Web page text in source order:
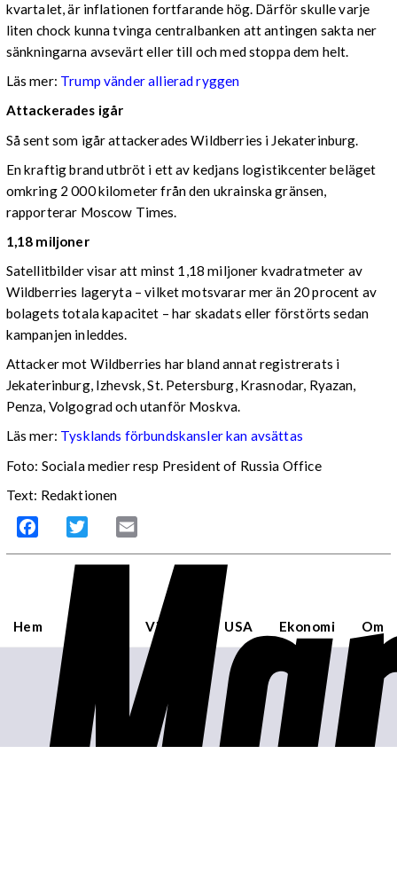
kvartalet, är inflationen fortfarande hög. Därför skulle varje
liten chock kunna tvinga centralbanken att antingen sakta ner
sänkningarna avsevärt eller till och med stoppa dem helt.
Läs mer: Trump vänder allierad ryggen
Attackerades igår
Så sent som igår attackerades Wildberries i Jekaterinburg.
En kraftig brand utbröt i ett av kedjans logistikcenter beläget
omkring 2 000 kilometer från den ukrainska gränsen,
rapporterar Moscow Times.
1,18 miljoner
Satellitbilder visar att minst 1,18 miljoner kvadratmeter av
Wildberries lageryta – vilket motsvarar mer än 20 procent av
bolagets totala kapacitet – har skadats eller förstörts sedan
kampanjen inleddes.
Attacker mot Wildberries har bland annat registrerats i
Jekaterinburg, Izhevsk, St. Petersburg, Krasnodar, Ryazan,
Penza, Volgograd och utanför Moskva.
Läs mer: Tysklands förbundskansler kan avsättas
Foto: Sociala medier resp President of Russia Office
Text: Redaktionen
Facebook Twitter
Hem Världen USA Ekonomi Om